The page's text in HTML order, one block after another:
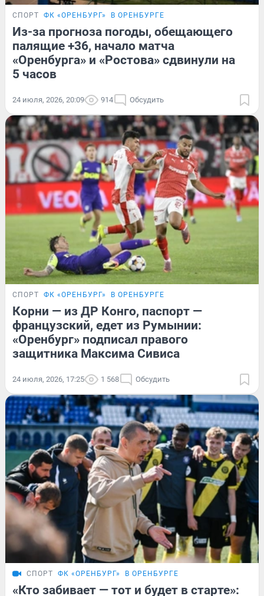
СПОРТ ФК «ОРЕНБУРГ» В ОРЕНБУРГЕ
Из-за прогноза погоды, обещающего
палящие +36, начало матча
«Оренбурга» и «Ростова» сдвинули на
5 часов
24 июля, 2026, 20:09 914 Обсудить
СПОРТ ФК «ОРЕНБУРГ» В ОРЕНБУРГЕ
Корни — из ДР Конго, паспорт —
французский, едет из Румынии:
«Оренбург» подписал правого
защитника Максима Сивиса
24 июля, 2026, 17:25 1 568 Обсудить
СПОРТ ФК «ОРЕНБУРГ» В ОРЕНБУРГЕ
«Кто забивает — тот и будет в старте»: